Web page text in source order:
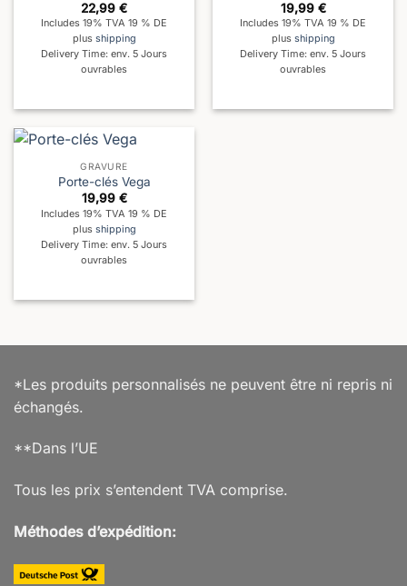
22,99 €
Includes 19% TVA 19 % DE
plus shipping
Delivery Time: env. 5 Jours
ouvrables
19,99 €
Includes 19% TVA 19 % DE
plus shipping
Delivery Time: env. 5 Jours
ouvrables
GRAVURE
Porte-clés Vega
19,99 €
Includes 19% TVA 19 % DE
plus shipping
Delivery Time: env. 5 Jours
ouvrables
*Les produits personnalisés ne peuvent être ni repris ni
échangés.
**Dans l’UE
Tous les prix s’entendent TVA comprise.
Méthodes d’expédition: